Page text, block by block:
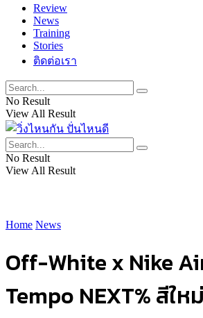
Review
News
Training
Stories
ติดต่อเรา
No Result
View All Result
No Result
View All Result
Home News
Off-White x Nike
Tempo NEXT% สีใ